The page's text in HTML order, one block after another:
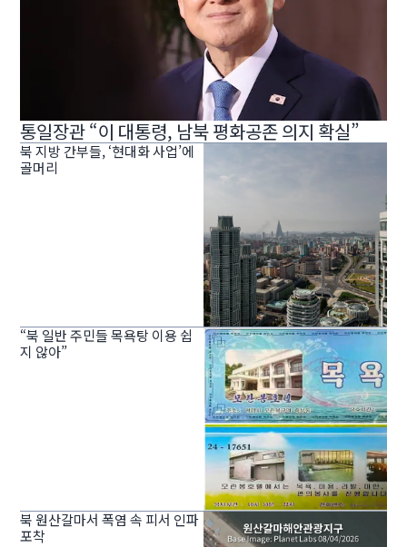
통일장관 “이 대통령, 남북 평화공존 의지 확실”
북 지방 간부들, ‘현대화 사업’에
골머리
“북 일반 주민들 목욕탕 이용 쉽
지 않아”
북 원산갈마서 폭염 속 피서 인파
포착